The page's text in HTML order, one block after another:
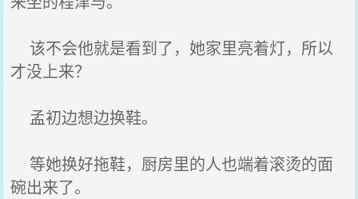
该不会他就是看到了，她家里亮着灯，所以
才没上来？
孟初边想边换鞋。
等她换好拖鞋，厨房里的人也端着滚烫的面
碗出来了。